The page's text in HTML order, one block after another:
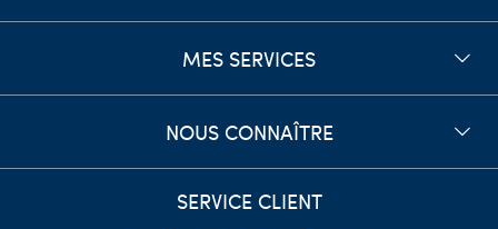
MES SERVICES
NOUS CONNAÎTRE
SERVICE CLIENT